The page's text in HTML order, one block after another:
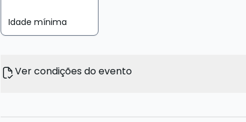
Idade mínima
Ver condições do evento